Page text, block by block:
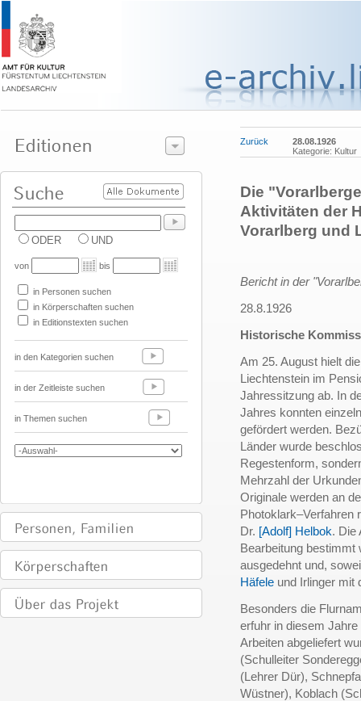
ODER UND
von bis
in Personen suchen
in Körperschaften suchen
in Editionstexten suchen
in den Kategorien suchen
in der Zeitleiste suchen
in Themen suchen
Zurück
28.08.1926
Kategorie: Kultur
Die
Aktivitäten der
Vorarlberg und
Bericht in der
28.8.1926
Historische
Am 25. August hielt
Liechtenstein im
Jahressitzung ab. In
Jahres konnten
gefördert werden.
Länder wurde
Regestenform,
Mehrzahl der
Originale werden an
Photoklark–Verfahren
Dr. [Adolf] Helbok. Die
Bearbeitung bestimmt
ausgedehnt und,
Häfele und Irlinger mit
Besonders die
erfuhr in diesem
Arbeiten abgeliefert
(Schulleiter
(Lehrer Dür),
Wüstner), Koblach